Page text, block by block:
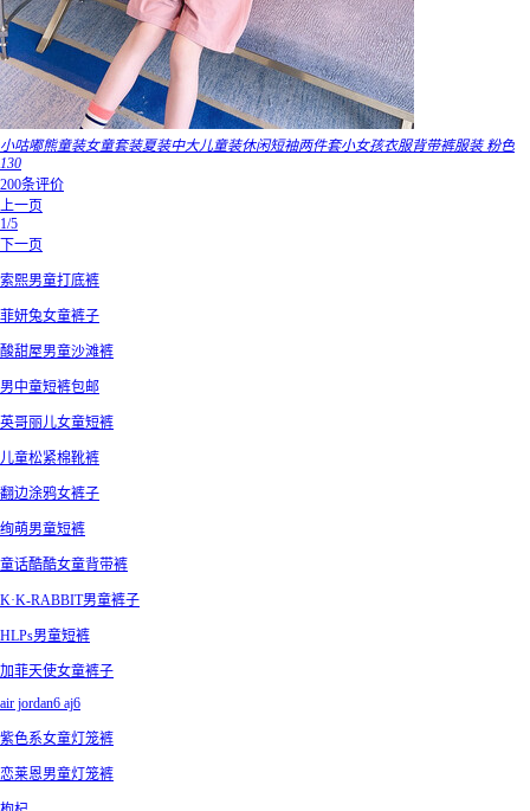
小咕嘟熊童装女童套装夏装中大儿童装休闲短袖两件套小女孩衣服背带裤服装 粉色
130
200条评价
上一页
1/5
下一页
索熙男童打底裤
菲妍兔女童裤子
酸甜屋男童沙滩裤
男中童短裤包邮
英哥丽儿女童短裤
儿童松紧棉靴裤
翻边涂鸦女裤子
绚萌男童短裤
童话酷酷女童背带裤
K·K-RABBIT男童裤子
HLPs男童短裤
加菲天使女童裤子
air jordan6 aj6
紫色系女童灯笼裤
恋莱恩男童灯笼裤